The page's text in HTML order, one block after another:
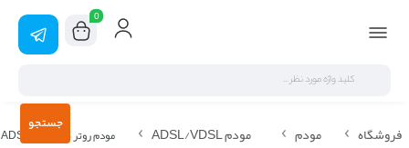
0
جستجو فروشگاه مودم مودم ADSL/VDSL
مودم روتر بی سیم ADSL2